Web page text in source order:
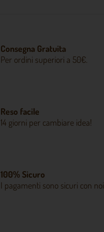
Consegna Gratuita
Per ordini superiori a 50€.
Reso facile
14 giorni per cambiare idea!
100% Sicuro
I pagamenti sono sicuri con noi.